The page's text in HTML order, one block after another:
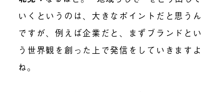
いくというのは、大きなポイントだと思うん
ですが、例えば企業だと、まずブランドとい
う世界観を創った上で発信をしていきますよ
ね。